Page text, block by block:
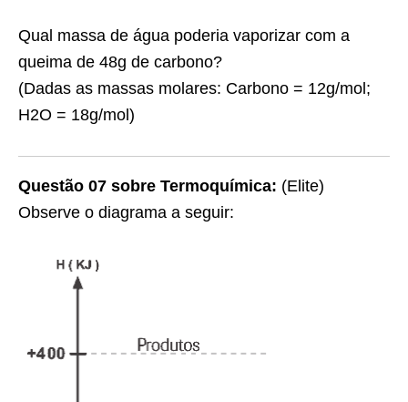
Qual massa de água poderia vaporizar com a
queima de 48g de carbono?
(Dadas as massas molares: Carbono = 12g/mol;
H2O = 18g/mol)
Questão 07 sobre Termoquímica: (Elite)
Observe o diagrama a seguir: